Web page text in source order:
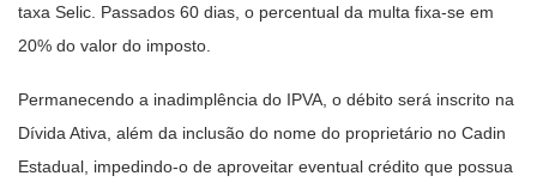
taxa Selic. Passados 60 dias, o percentual da multa fixa-se em
20% do valor do imposto.
Permanecendo a inadimplência do IPVA, o débito será inscrito na
Dívida Ativa, além da inclusão do nome do proprietário no Cadin
Estadual, impedindo-o de aproveitar eventual crédito que possua